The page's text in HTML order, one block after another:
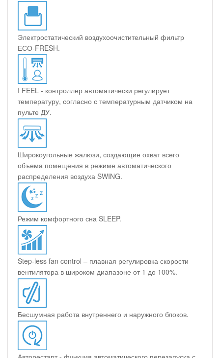
Электростатический воздухоочистительный фильтр
ЕСО-FRESH.
I FEEL - контроллер автоматически регулирует
температуру, согласно с температурным датчиком на
пульте ДУ.
Широкоугольные жалюзи, создающие охват всего
объема помещения в режиме автоматического
распределения воздуха SWING.
Режим комфортного сна SLEEP.
Step-less fan control – плавная регулировка скорости
вентилятора в широком диапазоне от 1 до 100%.
Бесшумная работа внутреннего и наружного блоков.